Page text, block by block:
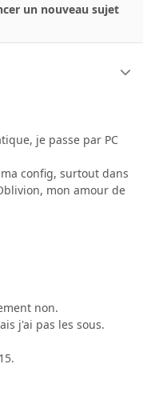
un nouveau sujet
je passe par PC
config, surtout dans
mon amour de
non.
j'ai pas les sous.